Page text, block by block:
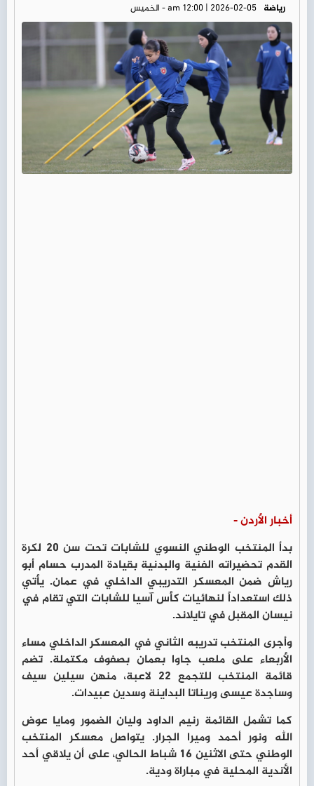
رياضة am 12:00 | 2026-02-05 - الخميس
أخبار الأردن -
بدأ المنتخب الوطني النسوي للشابات تحت سن 20 لكرة
القدم تحضيراته الفنية والبدنية بقيادة المدرب حسام أبو
رياش ضمن المعسكر التدريبي الداخلي في عمان. يأتي
ذلك استعداداً لنهائيات كأس آسيا للشابات التي تقام في
نيسان المقبل في تايلاند.
وأجرى المنتخب تدريبه الثاني في المعسكر الداخلي مساء
الأربعاء على ملعب جاوا بعمان بصفوف مكتملة. تضم
قائمة المنتخب للتجمع 22 لاعبة، منهن سيلين سيف
وساجدة عيسى وريناتا البداينة وسدين عبيدات.
كما تشمل القائمة رنيم الداود وليان الضمور ومايا عوض
الله ونور أحمد وميرا الجرار. يتواصل معسكر المنتخب
الوطني حتى الاثنين 16 شباط الحالي، على أن يلاقي أحد
الأندية المحلية في مباراة ودية.